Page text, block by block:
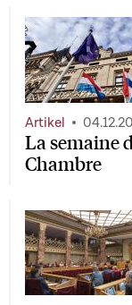
La semaine
Chambre
Artikel